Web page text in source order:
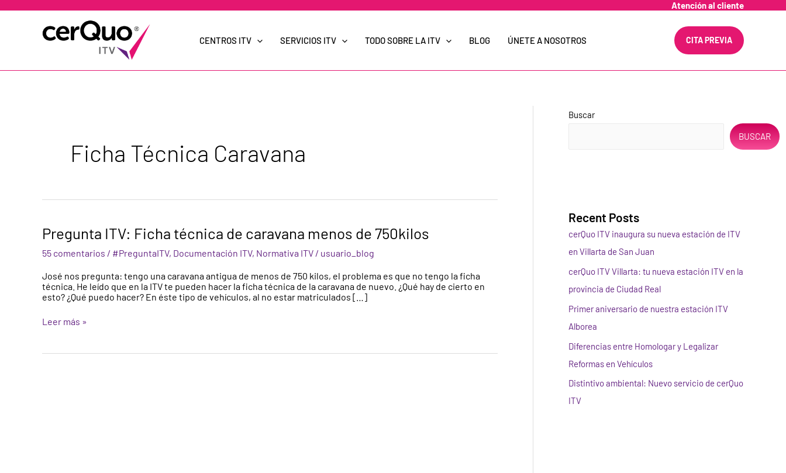
Atención al cliente
CENTROS ITV SERVICIOS ITV TODO SOBRE LA ITV BLOG ÚNETE A NOSOTROS CITA PREVIA
Ficha Técnica Caravana
Pregunta ITV: Ficha técnica de caravana menos de 750kilos
55 comentarios / #PreguntaITV, Documentación ITV, Normativa ITV / usuario_blog
José nos pregunta: tengo una caravana antigua de menos de 750 kilos, el problema es que no tengo la ficha
técnica. He leído que en la ITV te pueden hacer la ficha técnica de la caravana de nuevo. ¿Qué hay de cierto en
esto? ¿Qué puedo hacer? En éste tipo de vehículos, al no estar matriculados […]
Pregunta
ITV:
Ficha
técnica
caravana
menos
de
Leer más »
Buscar
BUSCAR
Recent Posts
cerQuo ITV inaugura su nueva estación de ITV
en Villarta de San Juan
cerQuo ITV Villarta: tu nueva estación ITV en la
provincia de Ciudad Real
Primer aniversario de nuestra estación ITV
Alborea
Diferencias entre Homologar y Legalizar
Reformas en Vehículos
Distintivo ambiental: Nuevo servicio de cerQuo
ITV